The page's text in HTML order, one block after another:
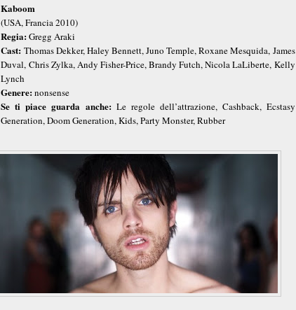
Kaboom
(USA, Francia 2010)
Regia:Gregg Araki
Cast: Thomas Dekker, Haley Bennett, Juno Temple, Roxane Mesquida, James
Duval, Chris Zylka, Andy Fisher-Price, Brandy Futch, Nicola LaLiberte, Kelly
Lynch
Genere:nonsense
Se ti piace guarda anche: Le regole dell’attrazione, Cashback, Ecstasy
Generation, Doom Generation, Kids, Party Monster, Rubber